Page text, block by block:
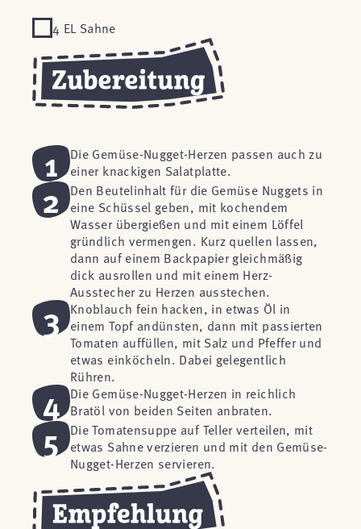
4 EL Sahne
1
Die Gemüse-Nugget-Herzen passen auch zu
einer knackigen Salatplatte.
2
Den Beutelinhalt für die Gemüse Nuggets in
eine Schüssel geben, mit kochendem
Wasser übergießen und mit einem Löffel
gründlich vermengen. Kurz quellen lassen,
dann auf einem Backpapier gleichmäßig
dick ausrollen und mit einem Herz-
Ausstecher zu Herzen ausstechen.
3
Knoblauch fein hacken, in etwas Öl in
einem Topf andünsten, dann mit passierten
Tomaten auffüllen, mit Salz und Pfeffer und
etwas einköcheln. Dabei gelegentlich
Rühren.
4
Die Gemüse-Nugget-Herzen in reichlich
Bratöl von beiden Seiten anbraten.
5
Die Tomatensuppe auf Teller verteilen, mit
etwas Sahne verzieren und mit den Gemüse-
Nugget-Herzen servieren.